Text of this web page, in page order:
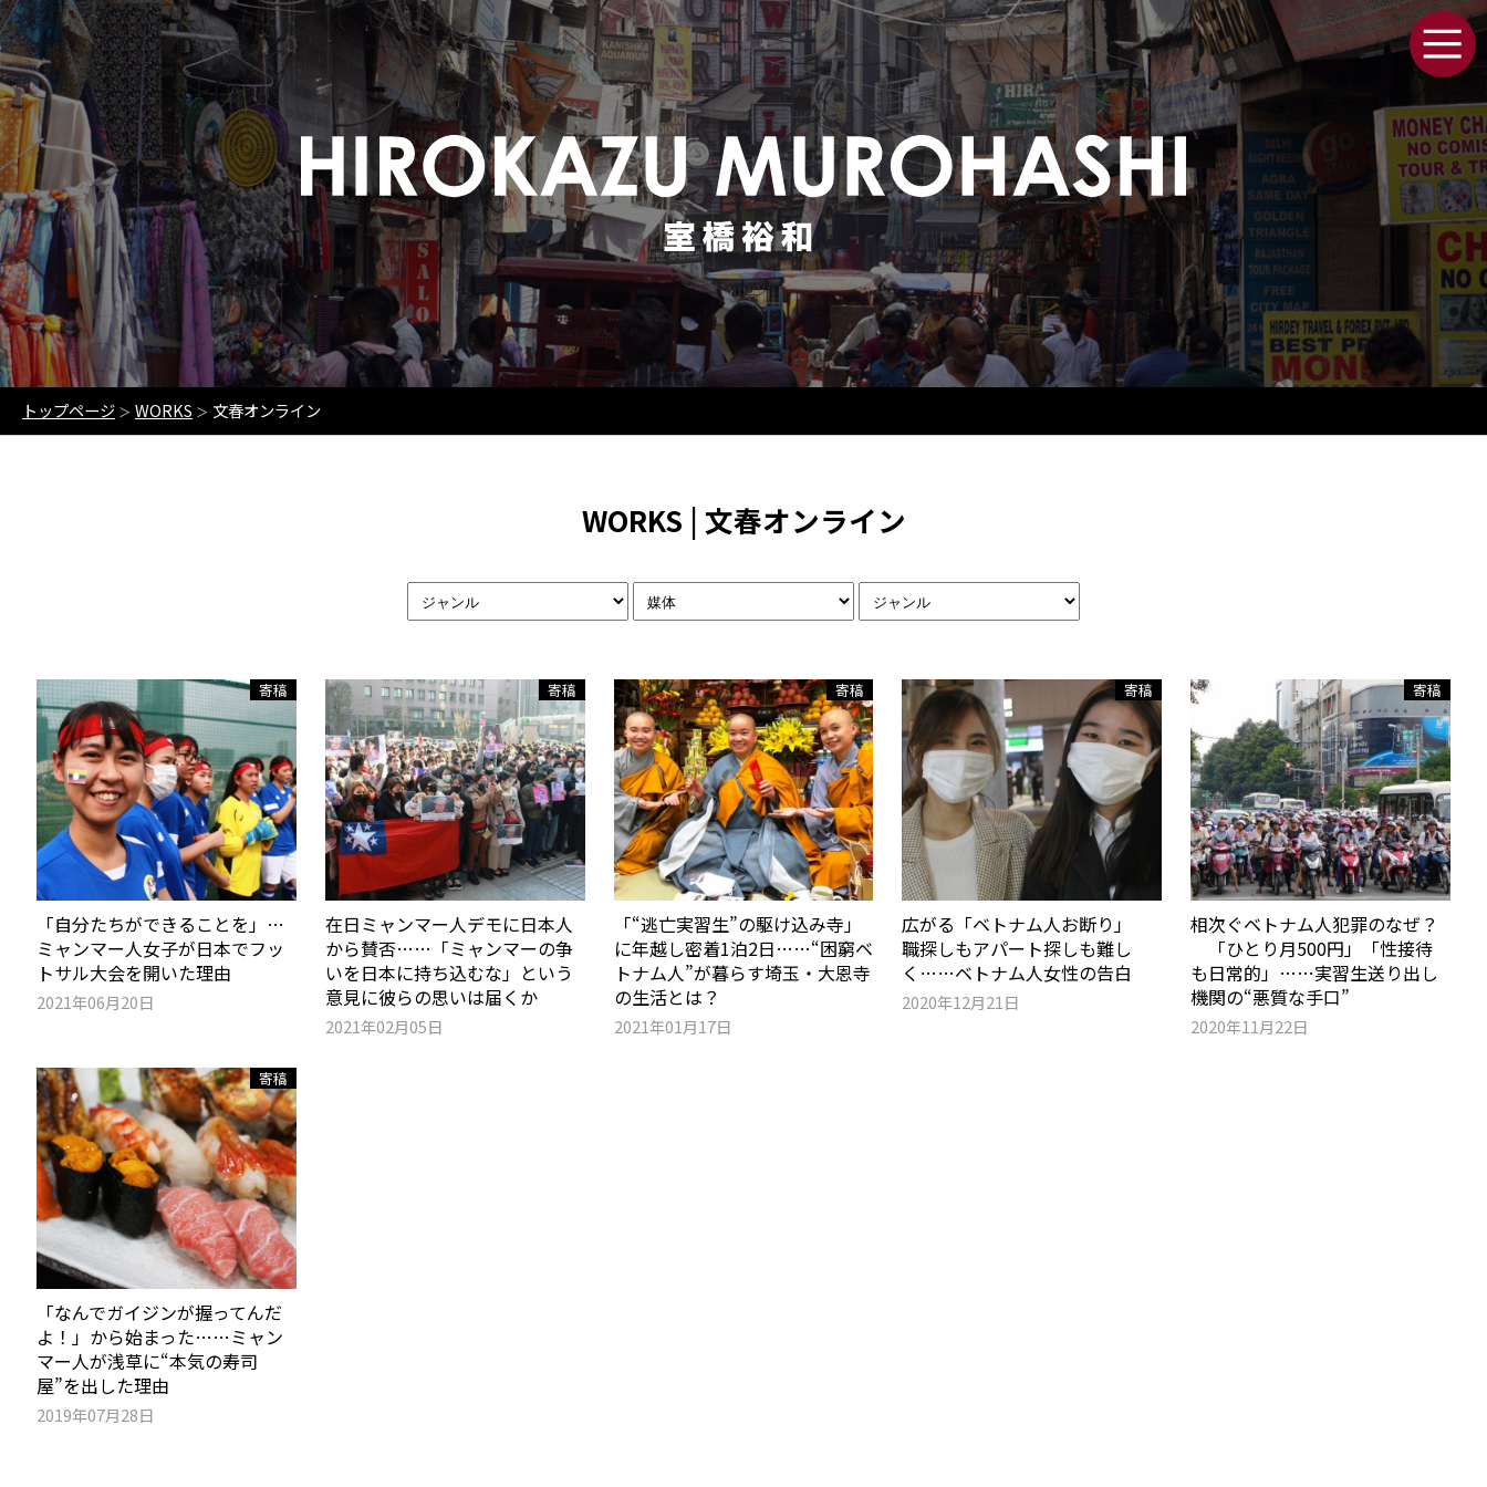
トップページ ＞ WORKS ＞ 文春オンライン
WORKS | 文春オンライン
「自分たちができることを」…
ミャンマー人女子が日本でフッ
トサル大会を開いた理由
2021年06月20日
寄稿
在日ミャンマー人デモに日本人
から賛否……「ミャンマーの争
いを日本に持ち込むな」という
意見に彼らの思いは届くか
2021年02月05日
寄稿
「“逃亡実習生”の駆け込み寺」
に年越し密着1泊2日……“困窮ベ
トナム人”が暮らす埼玉・大恩寺
の生活とは？
2021年01月17日
寄稿
広がる「ベトナム人お断り」
職探しもアパート探しも難し
く……ベトナム人女性の告白
2020年12月21日
寄稿
相次ぐベトナム人犯罪のなぜ？
「ひとり月500円」「性接待
も日常的」……実習生送り出し
機関の“悪質な手口”
2020年11月22日
寄稿
「なんでガイジンが握ってんだ
よ！」から始まった……ミャン
マー人が浅草に“本気の寿司
屋”を出した理由
2019年07月28日
寄稿